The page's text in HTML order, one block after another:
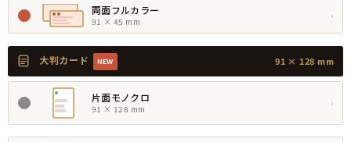
両面フルカラー
91 × 45 mm
›
大判カード NEW 91 × 128 mm
片面モノクロ
91 × 128 mm
›